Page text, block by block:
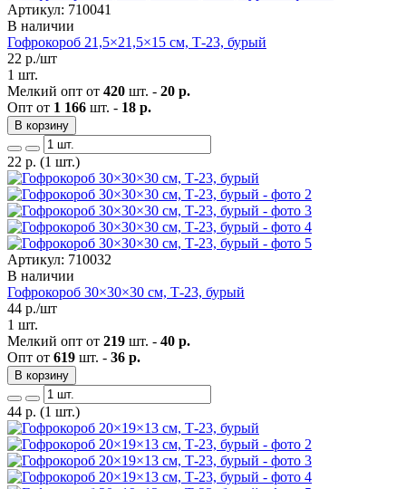
Артикул: 710041
В наличии
Гофрокороб 21,5×21,5×15 см, Т-23, бурый
22 р./шт
1 шт.
Мелкий опт от 420 шт. - 20 р.
Опт от 1 166 шт. - 18 р.
В корзину
22 р. (1 шт.)
Артикул: 710032
В наличии
Гофрокороб 30×30×30 см, Т-23, бурый
44 р./шт
1 шт.
Мелкий опт от 219 шт. - 40 р.
Опт от 619 шт. - 36 р.
В корзину
44 р. (1 шт.)